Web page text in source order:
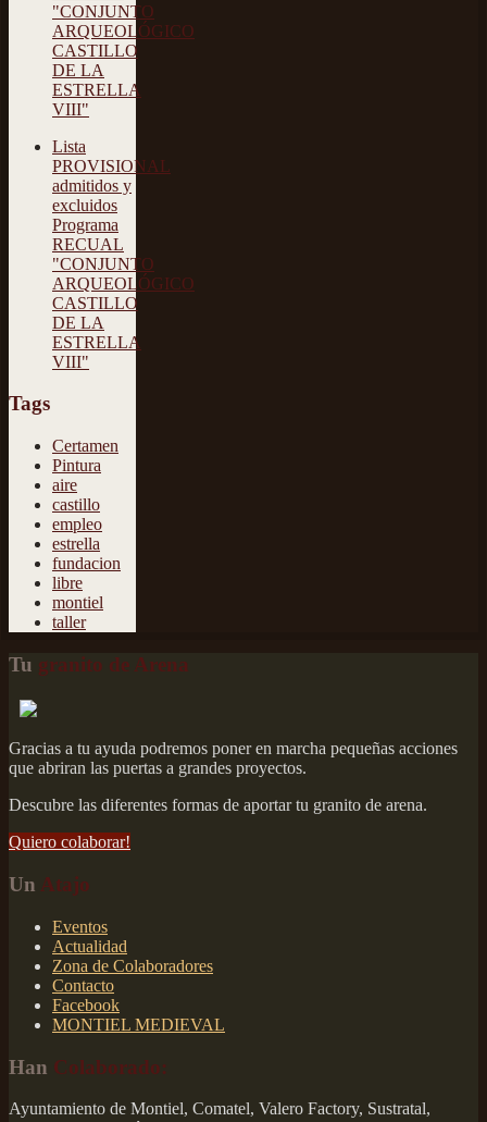
"CONJUNTO
ARQUEOLÓGICO
CASTILLO
DE LA
ESTRELLA
VIII"
Lista
PROVISIONAL
admitidos y
excluidos
Programa
RECUAL
"CONJUNTO
ARQUEOLÓGICO
CASTILLO
DE LA
ESTRELLA
VIII"
Tags
Certamen
Pintura
aire
castillo
empleo
estrella
fundacion
libre
montiel
taller
Tu granito de Arena
Gracias a tu ayuda podremos poner en marcha pequeñas acciones
que abriran las puertas a grandes proyectos.
Descubre las diferentes formas de aportar tu granito de arena.
Quiero colaborar!
Un Atajo
Eventos
Actualidad
Zona de Colaboradores
Contacto
Facebook
MONTIEL MEDIEVAL
Han Colaborado:
Ayuntamiento de Montiel, Comatel, Valero Factory, Sustratal,